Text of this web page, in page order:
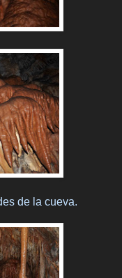
de la cueva.